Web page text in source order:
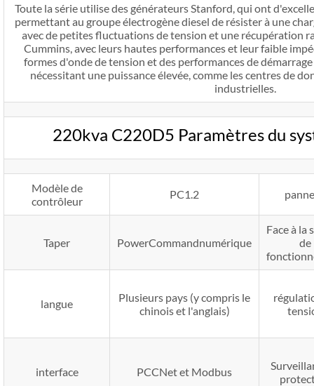
Toute la série utilise des générateurs Stanford, qui ont
permettant au groupe électrogène diesel de résister à une
avec de petites fluctuations de tension et une récupération
Cummins, avec leurs hautes performances et leur faible
formes d'onde de tension et des performances de
nécessitant une puissance élevée, comme les centres de
industrielles.
220kva C220D5 Paramètres du
Modèle de
contrôleur
PC1.2
Taper PowerCommandnumérique
Face à la
de
langue
Plusieurs pays (y compris le
chinois et l'anglais)
interface PCCNet et Modbus